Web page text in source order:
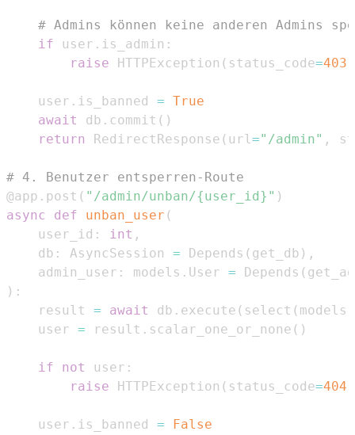
# Admins können keine anderen Admins
if user . is_admin :
raise HTTPException ( status_code=403
    user
. is_banned = True
await
db . commit ( )
return
RedirectResponse ( url="/admin" ,
# 4. Benutzer entsperren-Route
@app . post ( "/admin/unban/{user_id}" )
async
def unban_user (
    user_id
: int ,
    db
: AsyncSession = Depends ( get_db ) ,
    admin_user
: models . User = Depends (
) :
    result
= await db . execute ( select ( models
    user
= result . scalar_one_or_none ( )
if not user :
raise HTTPException ( status_code=404
    user
. is_banned =
False